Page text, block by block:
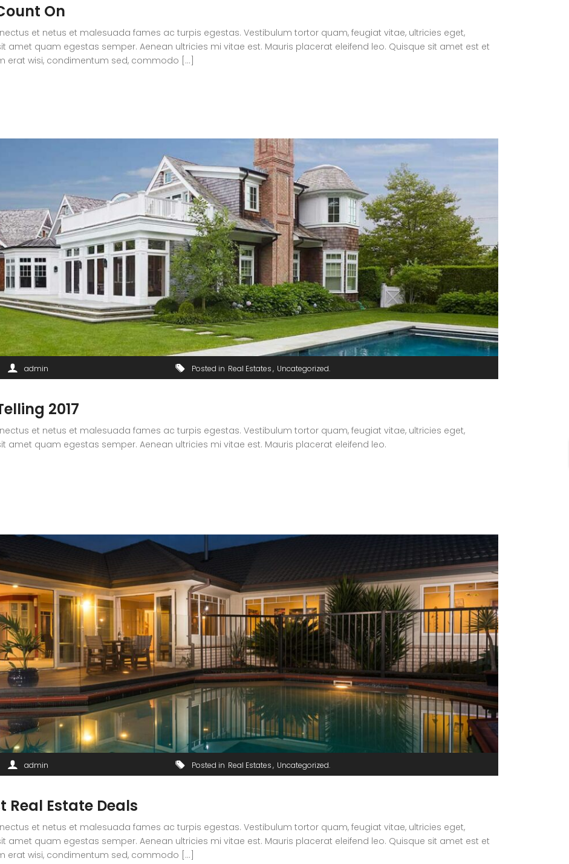
On
et netus et malesuada fames ac turpis egestas. Vestibulum tortor quam, feugiat vitae, ultricies eget,
amet quam egestas semper. Aenean ultricies mi vitae est. Mauris placerat eleifend leo. Quisque sit amet est et
erat wisi, condimentum sed, commodo [...]
admin Posted in Real Estates Uncategorized
2017
et netus et malesuada fames ac turpis egestas. Vestibulum tortor quam, feugiat vitae, ultricies eget,
amet quam egestas semper. Aenean ultricies mi vitae est. Mauris placerat eleifend leo.
admin Posted in Real Estates Uncategorized
Real Estate Deals
et netus et malesuada fames ac turpis egestas. Vestibulum tortor quam, feugiat vitae, ultricies eget,
amet quam egestas semper. Aenean ultricies mi vitae est. Mauris placerat eleifend leo. Quisque sit amet est et
erat wisi, condimentum sed, commodo [...]